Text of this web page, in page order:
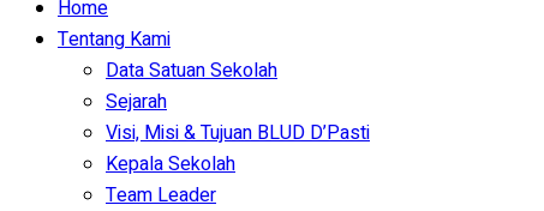
Home
Tentang Kami
Data Satuan Sekolah
Sejarah
Visi, Misi & Tujuan BLUD D’Pasti
Kepala Sekolah
Team Leader